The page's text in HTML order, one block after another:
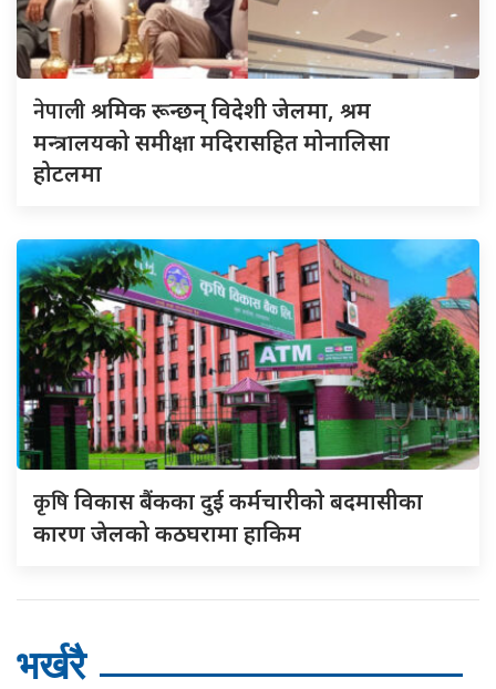
नेपालीश्रमिक रून्छन् विदेशी जेलमा, श्रम
मन्त्रालयको समीक्षा मदिरासहित मोनालिसा
होटलमा
कृषिविकास बैंकका दुई कर्मचारीकाे बदमासीका
कारण जेलको कठघरामा हाकिम
भर्खरै